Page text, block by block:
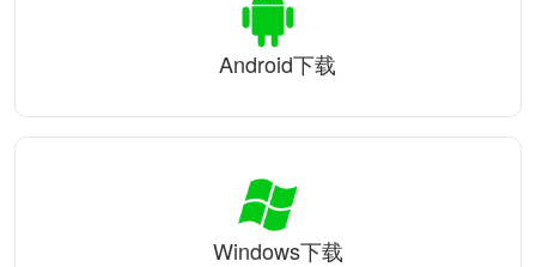
Android下载
Windows下载